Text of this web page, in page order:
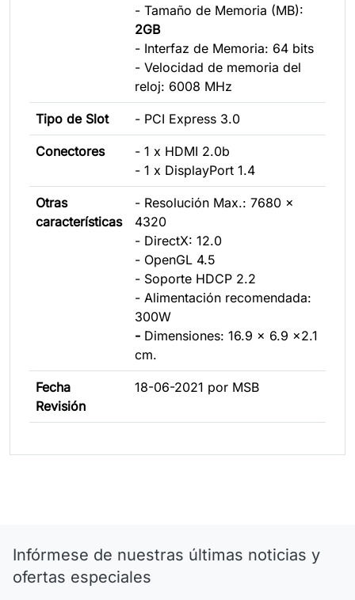
- Tamaño de Memoria (MB):
2GB
- Interfaz de Memoria: 64 bits
- Velocidad de memoria del
reloj: 6008 MHz
Tipo de Slot - PCI Express 3.0
Conectores
- 1 x HDMI 2.0b
- 1 x DisplayPort 1.4
Otras
características
- Resolución Max.: 7680 x
4320
- DirectX: 12.0
- OpenGL 4.5
- Soporte HDCP 2.2
- Alimentación recomendada:
300W
- Dimensiones: 16.9 x 6.9 x2.1
cm.
Fecha
Revisión
18-06-2021 por MSB
Infórmese de nuestras últimas noticias y
ofertas especiales